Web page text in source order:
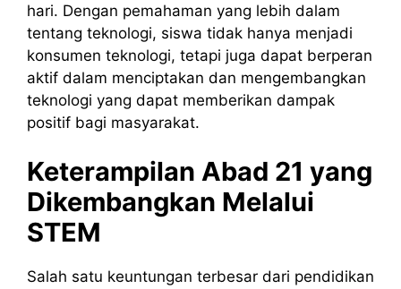
hari. Dengan pemahaman yang lebih dalam
tentang teknologi, siswa tidak hanya menjadi
konsumen teknologi, tetapi juga dapat berperan
aktif dalam menciptakan dan mengembangkan
teknologi yang dapat memberikan dampak
positif bagi masyarakat.
Keterampilan Abad 21 yang
Dikembangkan Melalui
STEM
Salah satu keuntungan terbesar dari pendidikan